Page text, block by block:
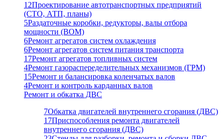
12Проектирование автотранспортных предприятий
(СТО, АТП, планы)
5Раздаточные коробки, редукторы, валы отбора
мощности (ВОМ)
6Ремонт агрегатов систем охлаждения
6Ремонт агрегатов систем питания транспорта
17Ремонт агрегатов топливных систем
4Ремонт газораспеределительных механизмов (ГРМ)
15Ремонт и балансировка коленчатых валов
4Ремонт и контроль карданных валов
Ремонт и обкатка ДВС
7Обкатка двигателей внутреннего сгорания (ДВС)
17Приспособления ремонта двигателей
внутреннего сгорания (ДВС)